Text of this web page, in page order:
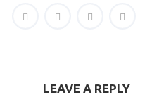
LEAVE A REPLY